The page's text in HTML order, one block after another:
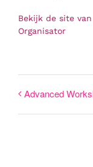
Bekijk de site van
Organisator
Advanced